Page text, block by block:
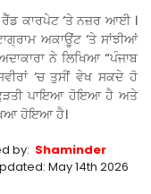
ਰੈੱਡ ਕਾਰਪੇਟ ‘ਤੇ ਨਜ਼ਰ ਆਈ ।
ਅਕਾਊਂਟ ‘ਤੇ ਸਾਂਝੀਆਂ
ਨੇ ਲਿਖਿਆ “ਪੰਜਾਬ
‘ਚ ਤੁਸੀਂ ਵੇਖ ਸਕਦੇ ਹੋ
ਪਾਇਆ ਹੋਇਆ ਹੈ ਅਤੇ
ਹੋਇਆ ਹੈ।
by: Shaminder
May 14th 2026